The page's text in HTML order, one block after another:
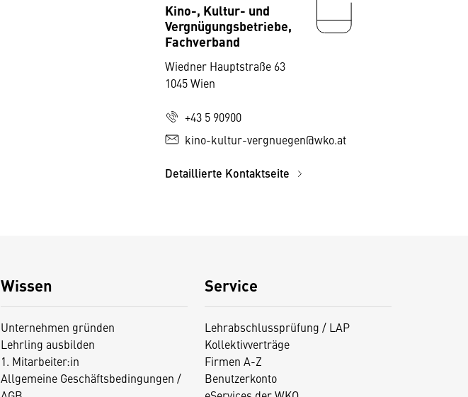
Kino-, Kultur- und
Vergnügungsbetriebe,
Fachverband
Wiedner Hauptstraße 63
1045 Wien
+43 5 90900
kino-kultur-vergnuegen@wko.at
Detaillierte Kontaktseite
Wissen
Unternehmen gründen
Lehrling ausbilden
1. Mitarbeiter:in
Allgemeine Geschäftsbedingungen /
Service
Lehrabschlussprüfung / LAP
Kollektivverträge
Firmen A-Z
Benutzerkonto